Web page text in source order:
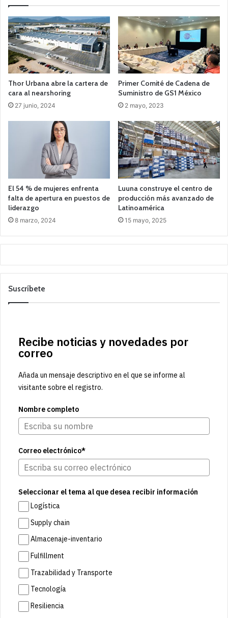
Thor Urbana abre la cartera de
cara al nearshoring
27 junio, 2024
Primer Comité de Cadena de
Suministro de GS1 México
2 mayo, 2023
El 54 % de mujeres enfrenta
falta de apertura en puestos de
liderazgo
8 marzo, 2024
Luuna construye el centro de
producción más avanzado de
Latinoamérica
15 mayo, 2025
Suscríbete
Recibe noticias y novedades por
correo
Añada un mensaje descriptivo en el que se informe al
visitante sobre el registro.
Nombre completo
Correo electrónico*
Seleccionar el tema al que desea recibir información
Logística
Supply chain
Almacenaje-inventario
Fulfillment
Trazabilidad y Transporte
Tecnología
Resiliencia